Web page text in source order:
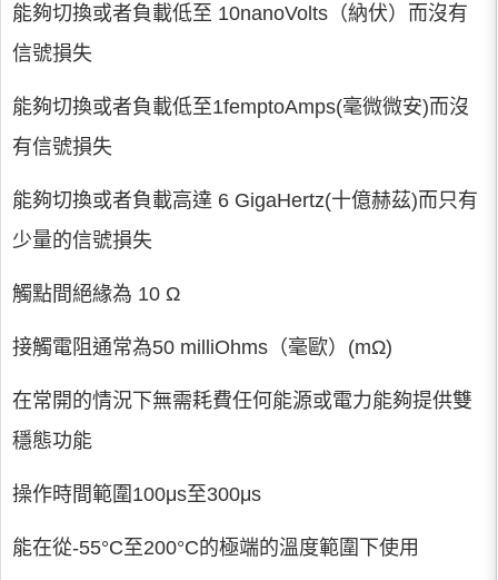
能夠切換或者負載低至 10nanoVolts（納伏）而沒有
信號損失
能夠切換或者負載低至1femptoAmps(毫微微安)而沒
有信號損失
能夠切換或者負載高達 6 GigaHertz(十億赫茲)而只有
少量的信號損失
觸點間絕緣為 10 Ω
接觸電阻通常為50 milliOhms（毫歐）(mΩ)
在常開的情況下無需耗費任何能源或電力能夠提供雙
穩態功能
操作時間範圍100μs至300μs
能在從-55°C至200°C的極端的溫度範圍下使用